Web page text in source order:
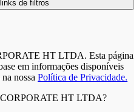
HT LTDA. Esta página
em informações disponíveis
nossa Política de Privacidade.
CORPORATE HT LTDA?